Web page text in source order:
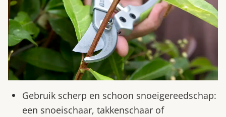
Gebruik scherp en schoon snoeigereedschap:
een snoeischaar, takkenschaar of